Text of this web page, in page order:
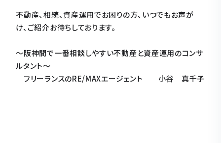
不動産、相続、資産運用でお困りの方、いつでもお声が
け、ご紹介お待ちしております。
～阪神間で一番相談しやすい不動産と資産運用のコンサ
ルタント～
フリーランスのRE/MAXエージェント 小谷 真千子